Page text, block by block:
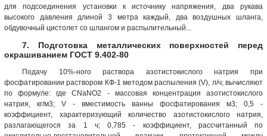
для подсоединения установки к источнику напряжения, два рукава
высокого давления длиной 3 метра каждый, два воздушных шланга,
обдувочный цистолет со шлангом и распылительный...
7. Подготовка металлических поверхностей перед
окрашиванием ГОСТ 9.402-80
Подачу 10%-ного раствора азотистокислого натрия при
фосфатировании раствором КФ-1 методом распыления (V), л/ч; вычисляют
по формуле: где CNaNO2 - массовая концентрация азотистокислого
натрия, кг/м3; V - вместимость ванны фосфатирования м3; 0,5 -
коэффициент, характеризующий количество азотистокислого натрия,
разлагающегося за 1 ч; 0,785 - коэффициент, рассчитанный по